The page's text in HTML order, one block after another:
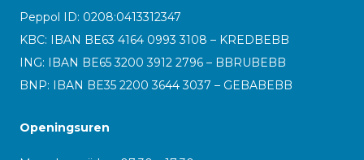
Peppol ID: 0208:0413312347
KBC: IBAN BE63 4164 0993 3108 – KREDBEBB
ING: IBAN BE65 3200 3912 2796 – BBRUBEBB
BNP: IBAN BE35 2200 3644 3037 – GEBABEBB
Openingsuren